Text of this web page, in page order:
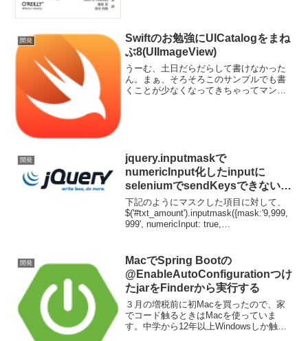
開発
Swiftのお勉強にUICatalogをまね
ぶ8(UIImageView)
うーむ、土日だらだらして書けなかった
ん。まぁ、そろそろこのサンプルでも書
くことが少なくなってきちゃってマンネ
開発
jquery.inputmaskで
numericInput化したinputに
seleniumでsendKeysできない場
合がある
下記のようにマスクした項目に対して、
$('#txt_amount').inputmask({mask:'9,999,
999', numericInput: true,
開発
MacでSpring Bootの
@EnableAutoConfigurationつけ
たjarをFinderから実行する
３月の増税前に初Macを買ったので、家
でコード触るときはMacを使っていま
す。中学から12年以上Windowsしか触っ